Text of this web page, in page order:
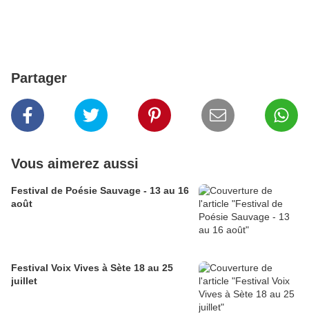
Partager
Vous aimerez aussi
Festival de Poésie Sauvage - 13 au 16
août
Festival Voix Vives à Sète 18 au 25
juillet